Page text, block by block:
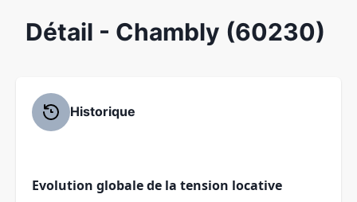
Détail - Chambly (60230)
Historique
Evolution globale de la tension locative